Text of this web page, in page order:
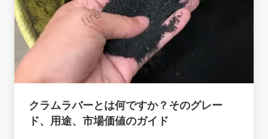
クラムラバーとは何ですか？そのグレー
ド、用途、市場価値のガイド